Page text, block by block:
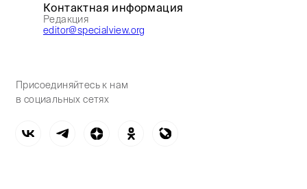
Контактная информация
Редакция
editor@specialview.org
Присоединяйтесь к нам
в социальных сетях